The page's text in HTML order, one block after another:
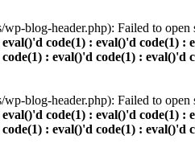
wp-blog-header.php): Failed to
code(1) : eval()'d code(1)
: eval()'d code(1) :
wp-blog-header.php): Failed to
code(1) : eval()'d code(1)
: eval()'d code(1) :